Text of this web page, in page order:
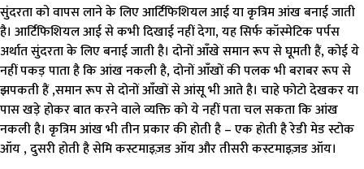
सुंदरता को वापस लाने के लिए आर्टिफिशियल आई या कृत्रिम आंख बनाई जाती
है। आर्टिफिशियल आई से कभी दिखाई नहीं देगा, यह सिर्फ कॉस्मेटिक पर्पस
अर्थात सुंदरता के लिए बनाई जाती है। दोनों आँखे समान रूप से घूमती हैं, कोई ये
नहीं पकड़ पाता है कि आंख नकली है, दोनों आँखों की पलक भी बराबर रूप से
झपकती हैं ,समान रूप से दोनों आँखों से आंसू भी आते है। चाहे फोटो देखकर या
पास खड़े होकर बात करने वाले व्यक्ति को ये नहीं पता चल सकता कि आंख
नकली है। कृत्रिम आंख भी तीन प्रकार की होती है – एक होती है रेडी मेड स्टोक
ऑय , दुसरी होती है सेमि कस्टमाइज़ड ऑय और तीसरी कस्टमाइज़ड ऑय।